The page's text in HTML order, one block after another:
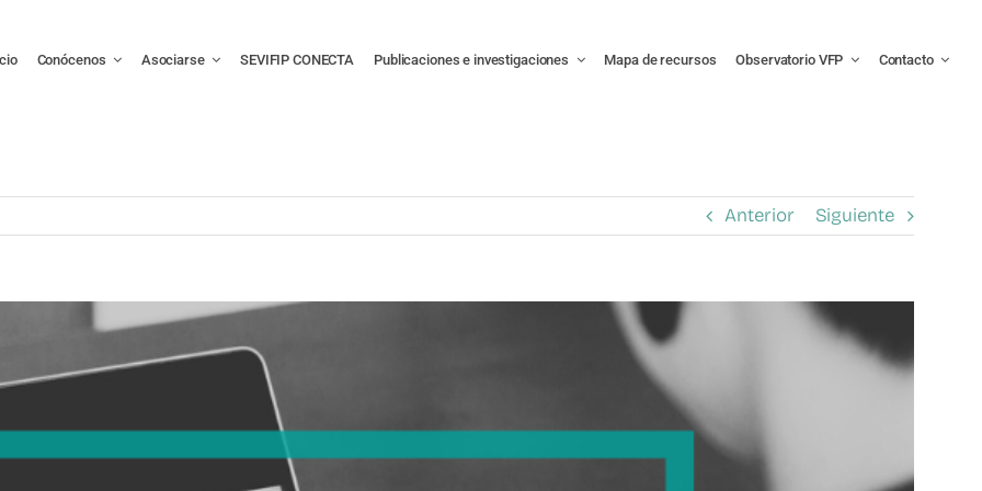
Conócenos Asociarse SEVIFIP CONECTA Publicaciones e investigaciones Mapa de recursos Observatorio VFP Contacto
Anterior Siguiente